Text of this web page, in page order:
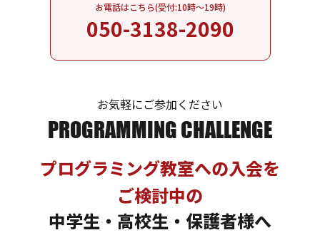
お電話はこちら(受付:10時～19時)
050-3138-2090
お気軽にご参加ください
PROGRAMMING CHALLENGE
プログラミング教室への入会を
ご検討中の
中学生・高校生・保護者様へ